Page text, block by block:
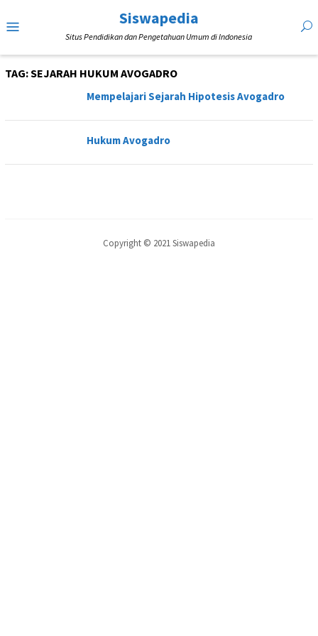
ke
Mobile
Siswapedia
Situs Pendidikan dan Pengetahuan Umum di Indonesia
TAG:SEJARAH HUKUM AVOGADRO
Mempelajari Sejarah Hipotesis Avogadro
Hukum Avogadro
Copyright © 2021 Siswapedia